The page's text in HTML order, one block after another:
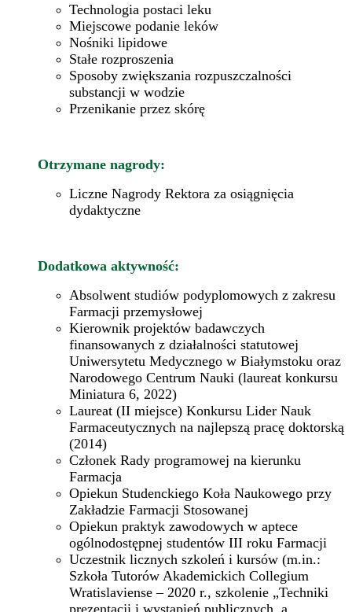
Technologia postaci leku
Miejscowe podanie leków
Nośniki lipidowe
Stałe rozproszenia
Sposoby zwiększania rozpuszczalności
substancji w wodzie
Przenikanie przez skórę
Otrzymane nagrody:
Liczne Nagrody Rektora za osiągnięcia
dydaktyczne
Dodatkowa aktywność:
Absolwent studiów podyplomowych z zakresu
Farmacji przemysłowej
Kierownik projektów badawczych
finansowanych z działalności statutowej
Uniwersytetu Medycznego w Białymstoku oraz
Narodowego Centrum Nauki (laureat konkursu
Miniatura 6, 2022)
Laureat (II miejsce) Konkursu Lider Nauk
Farmaceutycznych na najlepszą pracę doktorską
(2014)
Członek Rady programowej na kierunku
Farmacja
Opiekun Studenckiego Koła Naukowego przy
Zakładzie Farmacji Stosowanej
Opiekun praktyk zawodowych w aptece
ogólnodostępnej studentów III roku Farmacji
Uczestnik licznych szkoleń i kursów (m.in.:
Szkoła Tutorów Akademickich Collegium
Wratislaviense – 2020 r., szkolenie „Techniki
prezentacji i wystąpień publicznych, a